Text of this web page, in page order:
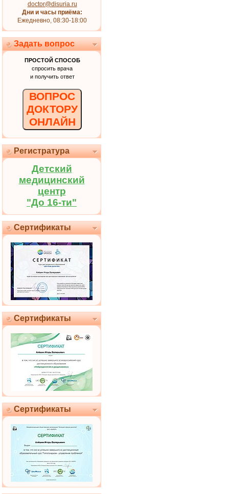
doctor@disuria.ru
Дни и часы приёма:
Ежедневно, 08:30-18:00
Задать вопрос
ПРОСТОЙ СПОСОБ
спросить врача
и получить ответ
ВОПРОС
ДОКТОРУ
ОНЛАЙН
Регистратура
Детский
медицинский
центр
"До 16-ти"
Сертификаты
Сертификаты
Сертификаты